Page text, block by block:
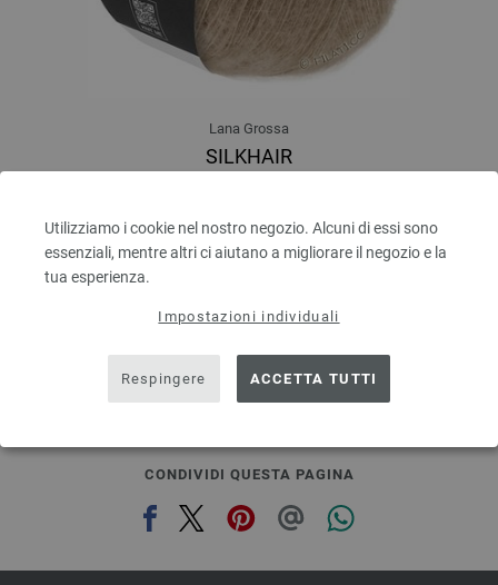
Utilizziamo i cookie nel nostro negozio. Alcuni di essi sono
essenziali, mentre altri ci aiutano a migliorare il negozio e la
tua esperienza.
Impostazioni individuali
Respingere ACCETTA TUTTI
Lana Grossa
SILKHAIR
Dimensioni d’aghi: 4,5 - 5
6,64 € - 8,36 €
CONDIVIDI QUESTA PAGINA